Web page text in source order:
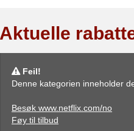
Aktuelle
Feil!
Denne kategorien inneholder
Besøk www.netflix.com/no
Føy til tilbud